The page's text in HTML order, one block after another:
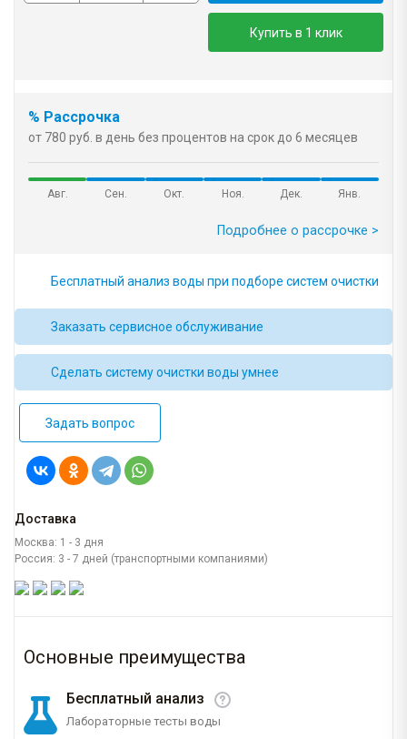
Купить в 1 клик
% Рассрочка
от 780 руб. в день без процентов на срок до 6 месяцев
Авг. Сен. Окт. Ноя. Дек. Янв.
Подробнее о рассрочке >
Бесплатный анализ воды при подборе систем очистки
Заказать сервисное обслуживание
Сделать систему очистки воды умнее
Задать вопрос
Доставка
Москва: 1 - 3 дня
Россия: 3 - 7 дней (транспортными компаниями)
Основные преимущества
Бесплатный анализ
Лабораторные тесты воды